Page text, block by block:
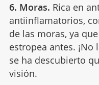
6. Moras. Rica en
antiinflamatorios,
de las moras, ya
estropea antes. ¡No
se ha descubierto
visión.